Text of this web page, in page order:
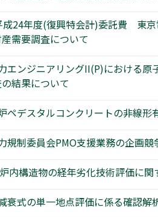
24年度(復興特会計)委託費 東
需要調査について
エンジニアリングII(P)における
結果について
ペデスタルコンクリートの非線
規制委員会PMO支援業務の企画競
内構造物の経年劣化技術評価に
衰式の単一地点評価に係る確認